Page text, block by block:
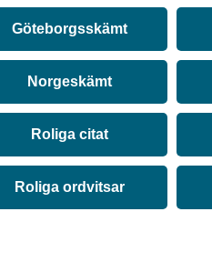
Göteborgsskämt
Norgeskämt
Roliga citat
Roliga ordvitsar